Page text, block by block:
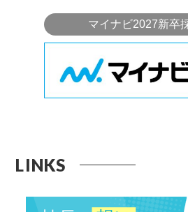
マイナビ2027新卒
LINKS